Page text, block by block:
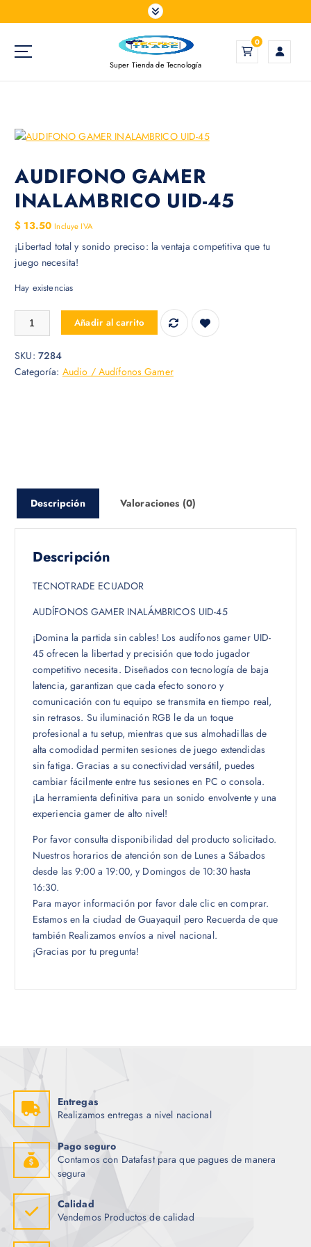
a
Super Tienda de Tecnología
0
AUDIFONO GAMER
INALAMBRICO UID-45
$ 13.50 Incluye IVA
¡Libertad total y sonido preciso: la ventaja competitiva que tu
juego necesita!
Hay existencias
AUDIFONO GAMER INALAMBRICO UID-45 cantidad
Añadir al carrito
SKU: 7284
Categoría: Audio / Audífonos Gamer
Descripción Valoraciones (0)
Descripción
TECNOTRADE ECUADOR
AUDÍFONOS GAMER INALÁMBRICOS UID-45
¡Domina la partida sin cables! Los audífonos gamer UID-
45 ofrecen la libertad y precisión que todo jugador
competitivo necesita. Diseñados con tecnología de baja
latencia, garantizan que cada efecto sonoro y
comunicación con tu equipo se transmita en tiempo real,
sin retrasos. Su iluminación RGB le da un toque
profesional a tu setup, mientras que sus almohadillas de
alta comodidad permiten sesiones de juego extendidas
sin fatiga. Gracias a su conectividad versátil, puedes
cambiar fácilmente entre tus sesiones en PC o consola.
¡La herramienta definitiva para un sonido envolvente y una
experiencia gamer de alto nivel!
Por favor consulta disponibilidad del producto solicitado.
Nuestros horarios de atención son de Lunes a Sábados
desde las 9:00 a 19:00, y Domingos de 10:30 hasta
16:30.
Para mayor información por favor dale clic en comprar.
Estamos en la ciudad de Guayaquil pero Recuerda de que
también Realizamos envíos a nivel nacional.
¡Gracias por tu pregunta!
Entregas
Realizamos entregas a nivel nacional
Pago seguro
Contamos con Datafast para que pagues de manera
segura
Calidad
Vendemos Productos de calidad